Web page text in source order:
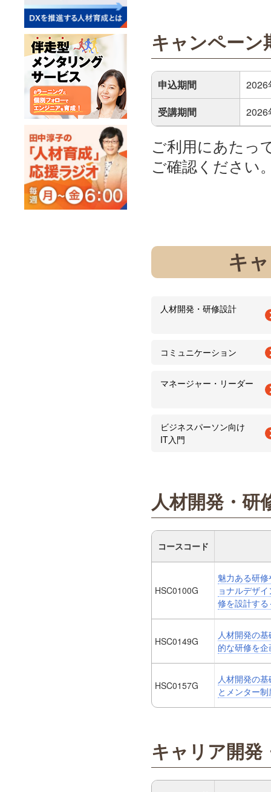
キャンペーン
申込期間
2026
受講期間
2026
ご利用にあたっ
ご確認ください
キ
人材開発・研修設計
コミュニケーション
マネージャー・リーダー
ビジネスパーソン向け
IT入門
人材開発・研
コースコード
HSC0100G
魅力ある研
ョナルデザ
修を設計する
HSC0149G
人材開発の
的な研修を
HSC0157G
人材開発の
とメンター
キャリア開発